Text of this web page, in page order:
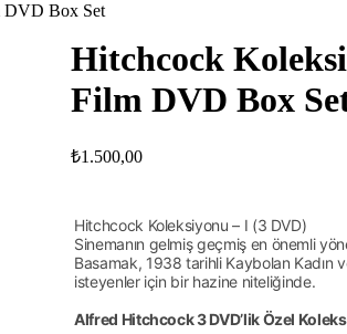
DVD Box Set
Hitchcock
Film DVD Box
₺1.500,00
Hitchcock Koleksiyonu – I (3 DVD)
Sinemanın gelmiş geçmiş en önemli
Basamak, 1938 tarihli Kaybolan Kadın
isteyenler için bir hazine niteliğinde.
Alfred Hitchcock 3 DVD’lik Özel